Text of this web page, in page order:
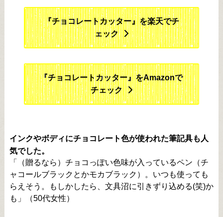
『チョコレートカッター』を楽天でチ
ェック
『チョコレートカッター』をAmazonで
チェック
インクやボディにチョコレート色が使われた筆記具も人
気でした。
「（贈るなら）チョコっぽい色味が入っているペン（チ
ャコールブラックとかモカブラック）。いつも使っても
らえそう。もしかしたら、文具沼に引きずり込める(笑)か
も」（50代女性）